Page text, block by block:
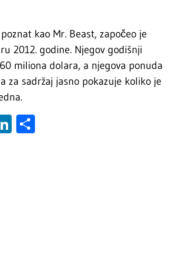
kao Mr. Beast, započeo je
2012. godine. Njegov godišnji
miliona dolara, a njegova ponuda
za sadržaj jasno pokazuje koliko je
LinkedIn